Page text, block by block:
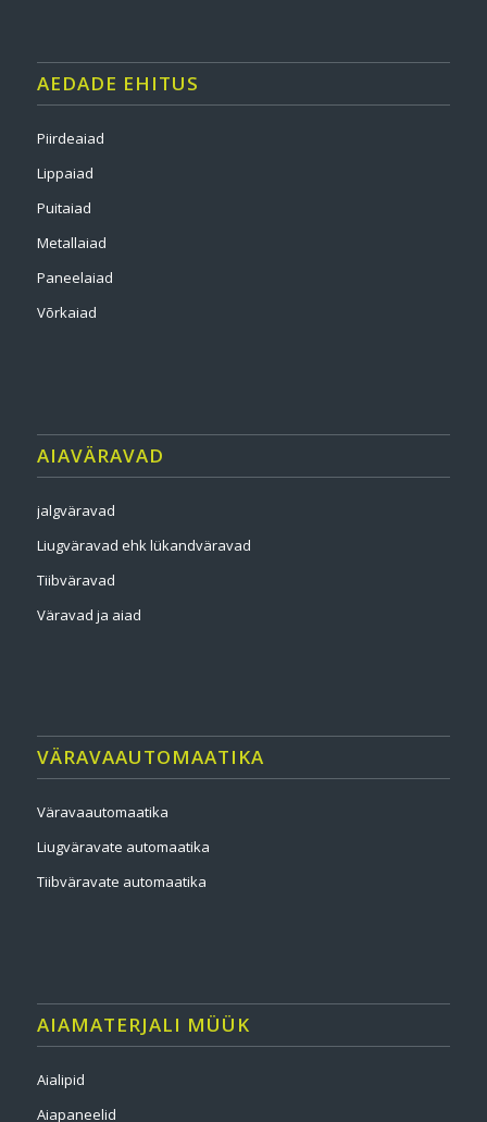
AEDADE EHITUS
Piirdeaiad
Lippaiad
Puitaiad
Metallaiad
Paneelaiad
Võrkaiad
AIAVÄRAVAD
jalgväravad
Liugväravad ehk lükandväravad
Tiibväravad
Väravad ja aiad
VÄRAVAAUTOMAATIKA
Väravaautomaatika
Liugväravate automaatika
Tiibväravate automaatika
AIAMATERJALI MÜÜK
Aialipid
Aiapaneelid